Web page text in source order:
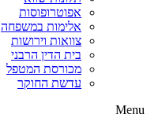
אפוטרופוסות
אלימות במשפחה
צוואות וירושות
בית הדין הרבני
מכורסת המטפל
עדשת החוקר
Menu